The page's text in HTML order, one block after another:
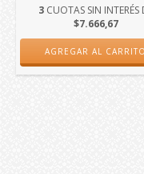
3 CUOTAS SIN INTERÉS
$7.666,67